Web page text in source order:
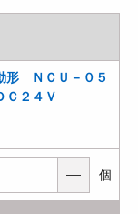
形 ＮＣＵ－０５
Ｃ２４Ｖ
個